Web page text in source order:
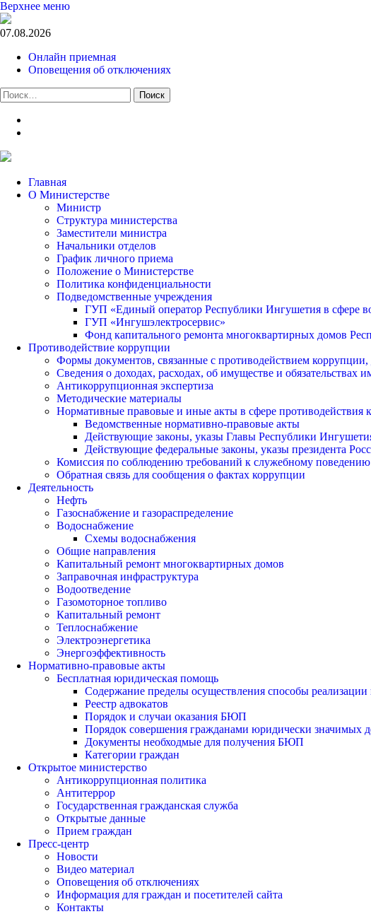
Верхнее меню
07.08.2026
Онлайн приемная
Оповещения об отключениях
Найти:
Главная
О Министерстве
Министр
Cтруктура министерства
Заместители министра
Начальники отделов
График личного приема
Положение о Министерстве
Политика конфиденциальности
Подведомственные учреждения
ГУП «Единый оператор Республики Ингушетия в сфере
ГУП «Ингушэлектросервис»
Фонд капитального ремонта многоквартирных домов
Противодействие коррупции
Формы документов, связанные с противодействием коррупции,
Сведения о доходах, расходах, об имуществе и обязательствах
Антикоррупционная экспертиза
Методические материалы
Нормативные правовые и иные акты в сфере противодействия
Ведомственные нормативно-правовые акты
Действующие законы, указы Главы Республики
Действующие федеральные законы, указы президента
Комиссия по соблюдению требований к служебному
Обратная связь для сообщения о фактах коррупции
Деятельность
Нефть
Газоснабжение и газораспределение
Водоснабжение
Схемы водоснабжения
Общие направления
Капитальный ремонт многоквартирных домов
Заправочная инфраструктура
Водоотведение
Газомоторное топливо
Капитальный ремонт
Теплоснабжение
Электроэнергетика
Энергоэффективность
Нормативно-правовые акты
Бесплатная юридическая помощь
Содержание пределы осуществления способы
Реестр адвокатов
Порядок и случаи оказания БЮП
Порядок совершения гражданами юридически
Документы необходмые для получения БЮП
Категории граждан
Открытое министерство
Антикоррупционная политика
Антитеррор
Государственная гражданская служба
Открытые данные
Прием граждан
Пресс-центр
Новости
Видео материал
Оповещения об отключениях
Информация для граждан и посетителей сайта
Контакты